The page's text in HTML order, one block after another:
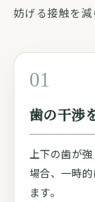
妨げる接触を減
01
歯の干渉
上下の歯が
場合、一時
ます。